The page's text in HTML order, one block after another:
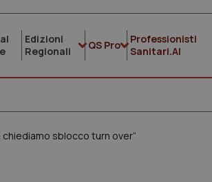
Edizioni
Regionali
QS Pro
Professionisti
Sanitari.AI
chiediamo sblocco turn over”